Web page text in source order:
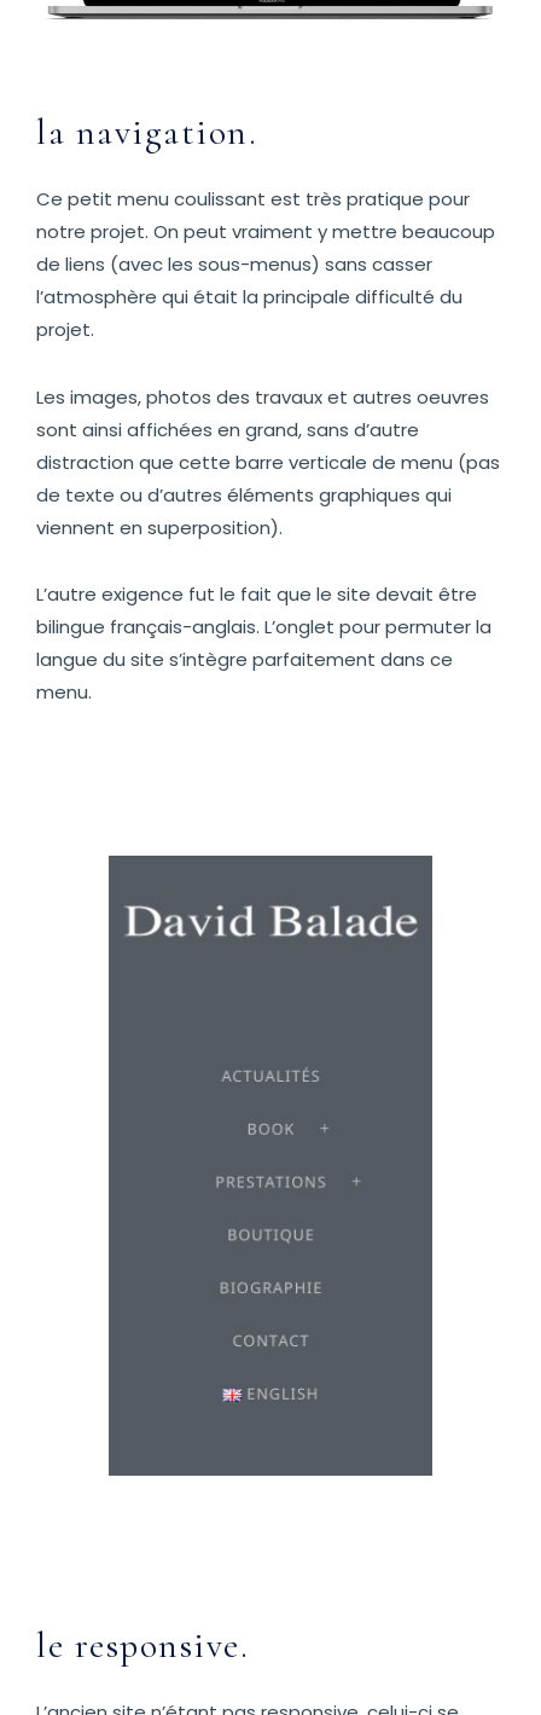
la navigation.
Ce petit menu coulissant est très pratique pour
notre projet. On peut vraiment y mettre beaucoup
de liens (avec les sous-menus) sans casser
l’atmosphère qui était la principale difficulté du
projet.
Les images, photos des travaux et autres oeuvres
sont ainsi affichées en grand, sans d’autre
distraction que cette barre verticale de menu (pas
de texte ou d’autres éléments graphiques qui
viennent en superposition).
L’autre exigence fut le fait que le site devait être
bilingue français-anglais. L’onglet pour permuter la
langue du site s’intègre parfaitement dans ce
menu.
le responsive.